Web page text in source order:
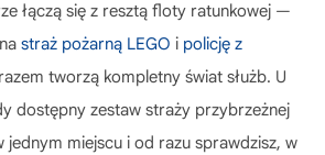
łączą się z resztą floty ratunkowej —
straż pożarną LEGO i policję z
tworzą kompletny świat służb. U
dostępny zestaw straży przybrzeżnej
jednym miejscu i od razu sprawdzisz, w